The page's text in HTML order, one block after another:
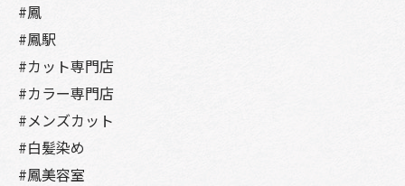
#鳳
#鳳駅
#カット専門店
#カラー専門店
#メンズカット
#白髪染め
#鳳美容室